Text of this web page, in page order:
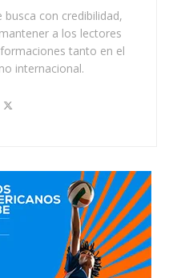
con credibilidad,
a los lectores
tanto en el
internacional.